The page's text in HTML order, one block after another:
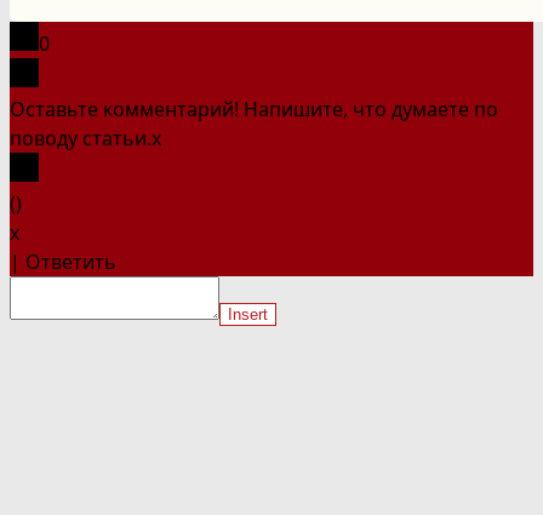
сайте
0
Оставьте комментарий! Напишите, что думаете по
поводу статьи.x
()
x
| Ответить
Insert